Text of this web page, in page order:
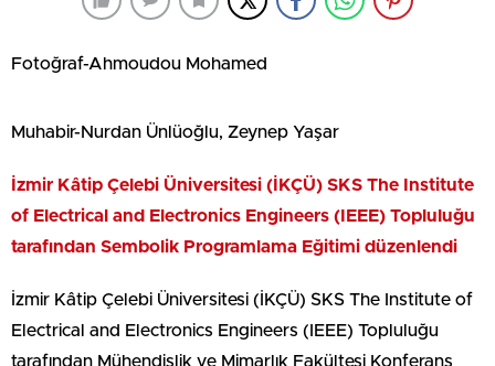
Fotoğraf-Ahmoudou Mohamed
Muhabir-Nurdan Ünlüoğlu, Zeynep Yaşar
İzmir Kâtip Çelebi Üniversitesi (İKÇÜ) SKS The Institute
of Electrical and Electronics Engineers (IEEE) Topluluğu
tarafından Sembolik Programlama Eğitimi düzenlendi
İzmir Kâtip Çelebi Üniversitesi (İKÇÜ) SKS The Institute of
Electrical and Electronics Engineers (IEEE) Topluluğu
tarafından Mühendislik ve Mimarlık Fakültesi Konferans